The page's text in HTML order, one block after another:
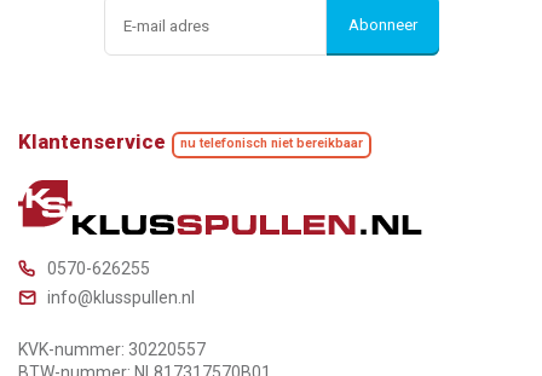
Abonneer
Klantenservice nu telefonisch niet bereikbaar
0570-626255
info@klusspullen.nl
KVK-nummer: 30220557
BTW-nummer: NL817317570B01